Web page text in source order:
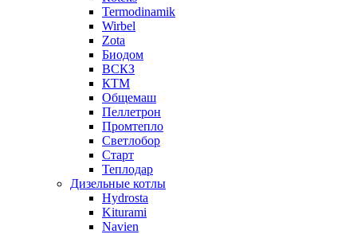
Termodinamik
Wirbel
Zota
Биодом
ВСКЗ
КТМ
Общемаш
Пеллетрон
Промтепло
Светлобор
Старт
Теплодар
Дизельные котлы
Hydrosta
Kiturami
Navien